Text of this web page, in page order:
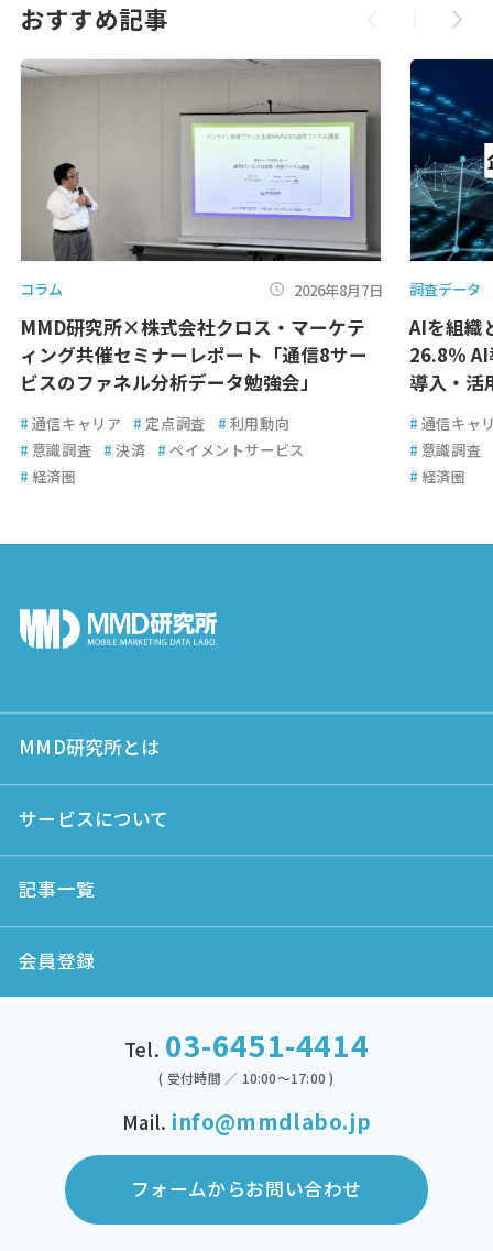
おすすめ記事
コラム 2026年8月7日
MMD研究所×株式会社クロス・マーケテ
ィング共催セミナーレポート「通信8サー
ビスのファネル分析データ勉強会」
# 通信キャリア # 定点調査 # 利用動向
# 意識調査 # 決済 # ペイメントサービス
# 経済圏
調査データ
AIを組織
26.8％
導入・活
# 通信キャ
# 意識調査
# 経済圏
MMD研究所とは
サービスについて
記事一覧
会員登録
Tel. 03-6451-4414
( 受付時間 ／ 10:00～17:00 )
Mail. info@mmdlabo.jp
フォームからお問い合わせ